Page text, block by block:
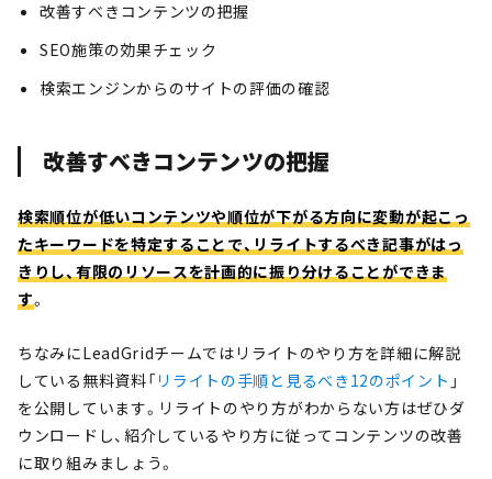
改善すべきコンテンツの把握
SEO施策の効果チェック
検索エンジンからのサイトの評価の確認
改善すべきコンテンツの把握
検索順位が低いコンテンツや順位が下がる方向に変動が起こっ
たキーワードを特定することで、リライトするべき記事がはっ
きりし、有限のリソースを計画的に振り分けることができま
す。
ちなみにLeadGridチームではリライトのやり方を詳細に解説
している無料資料「リライトの手順と見るべき12のポイント 」
を公開しています。リライトのやり方がわからない方はぜひダ
ウンロードし、紹介しているやり方に従ってコンテンツの改善
に取り組みましょう。